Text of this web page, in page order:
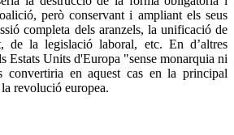
però conservant i ampliant els seus
completa dels aranzels, la unificació de
de la legislació laboral, etc. En d’altres
Estats Units d'Europa "sense monarquia ni
convertiria en aquest cas en la principal
revolució europea.